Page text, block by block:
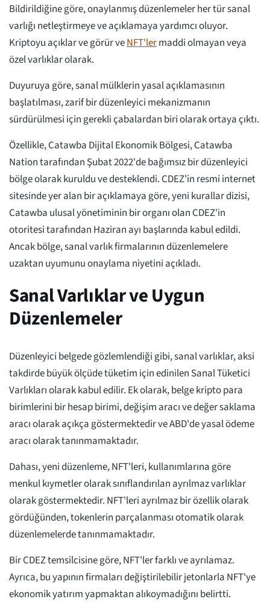
Bildirildiğine göre, onaylanmış düzenlemeler her tür sanal
varlığı netleştirmeye ve açıklamaya yardımcı oluyor.
Kriptoyu açıklar ve görür veNFT'lermaddi olmayan veya
özel varlıklar olarak.
Duyuruya göre, sanal mülklerin yasal açıklamasının
başlatılması, zarif bir düzenleyici mekanizmanın
sürdürülmesi için gerekli çabalardan biri olarak ortaya çıktı.
Özellikle, Catawba Dijital Ekonomik Bölgesi, Catawba
Nation tarafından Şubat 2022'de bağımsız bir düzenleyici
bölge olarak kuruldu ve desteklendi. CDEZ'in resmi internet
sitesinde yer alan bir açıklamaya göre, yeni kurallar dizisi,
Catawba ulusal yönetiminin bir organı olan CDEZ'in
otoritesi tarafından Haziran ayı başlarında kabul edildi.
Ancak bölge, sanal varlık firmalarının düzenlemelere
uzaktan uyumunu onaylama niyetini açıkladı.
Sanal Varlıklar ve Uygun
Düzenlemeler
Düzenleyici belgede gözlemlendiği gibi, sanal varlıklar, aksi
takdirde büyük ölçüde tüketim için edinilen Sanal Tüketici
Varlıkları olarak kabul edilir. Ek olarak, belge kripto para
birimlerini bir hesap birimi, değişim aracı ve değer saklama
aracı olarak açıkça göstermektedir ve ABD'de yasal ödeme
aracı olarak tanınmamaktadır.
Dahası, yeni düzenleme, NFT'leri, kullanımlarına göre
menkul kıymetler olarak sınıflandırılan ayrılmaz varlıklar
olarak göstermektedir. NFT'leri ayrılmaz bir özellik olarak
gördüğünden, tokenlerin parçalanması otomatik olarak
düzenlemelerde tanınmamaktadır.
Bir CDEZ temsilcisine göre, NFT'ler farklı ve ayrılamaz.
Ayrıca, bu yapının firmaları değiştirilebilir jetonlarla NFT'ye
ekonomik yatırım yapmaktan alıkoymadığını belirtti.